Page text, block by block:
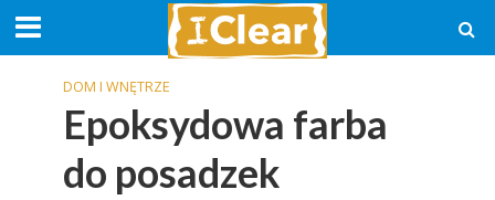
DOM I WNĘTRZE
Epoksydowa farba
do posadzek